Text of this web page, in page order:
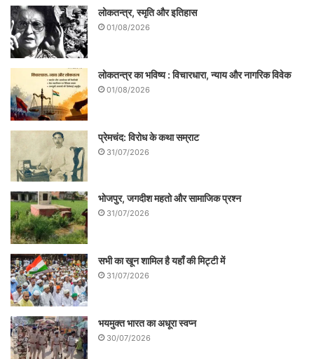
लोकतन्त्र, स्मृति और इतिहास
01/08/2026
लोकतन्त्र का भविष्य : विचारधारा, न्याय और नागरिक विवेक
01/08/2026
प्रेमचंद: विरोध के कथा सम्राट
31/07/2026
भोजपुर, जगदीश महतो और सामाजिक प्रश्न
31/07/2026
सभी का खून शामिल है यहाँ की मिट्टी में
31/07/2026
भयमुक्त भारत का अधूरा स्वप्न
30/07/2026